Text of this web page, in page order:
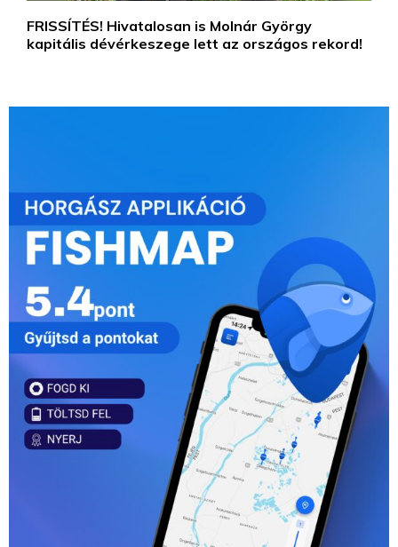
FRISSÍTÉS! Hivatalosan is Molnár György
kapitális dévérkeszege lett az országos rekord!